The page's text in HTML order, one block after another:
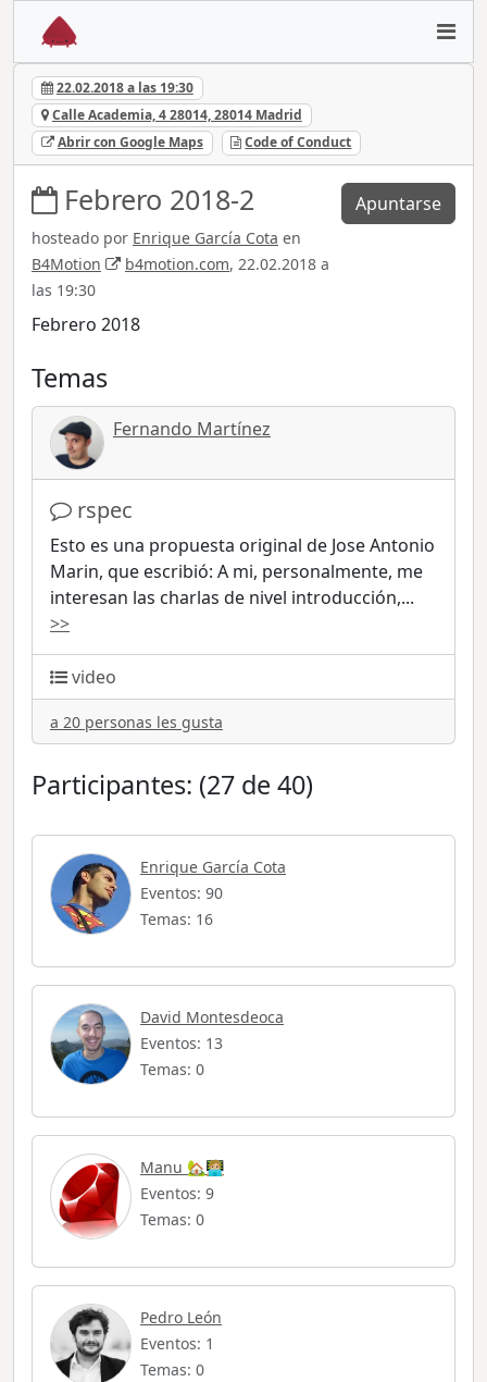
22.02.2018 a las 19:30
Calle Academia, 4 28014, 28014 Madrid
Abrir con Google Maps
Code of Conduct
Febrero 2018-2
hosteado por Enrique García Cota en
B4Motion
b4motion.com, 22.02.2018 a
las 19:30
Apuntarse
Febrero 2018
Temas
Fernando Martínez
rspec
Esto es una propuesta original de Jose Antonio
Marin, que escribió: A mi, personalmente, me
interesan las charlas de nivel introducción,...
>>
video
a 20 personas les gusta
Participantes: (27 de 40)
Enrique García Cota
Eventos: 90
Temas: 16
David Montesdeoca
Eventos: 13
Temas: 0
Manu 🏡🧑🏼‍💻
Eventos: 9
Temas: 0
Pedro León
Eventos: 1
Temas: 0